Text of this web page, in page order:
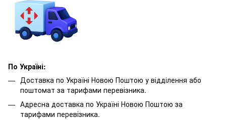
По Україні:
Доставка по Україні Новою Поштою у відділення або
поштомат за тарифами перевізника.
Адресна доставка по Україні Новою Поштою за
тарифами перевізника.